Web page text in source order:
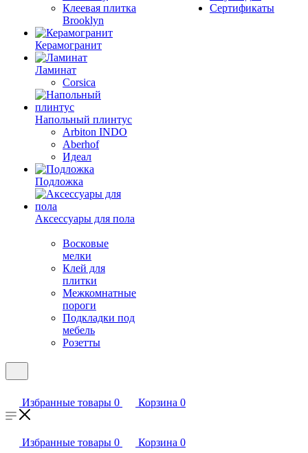
Клеевая плитка
Brooklyn
Керамогранит
Ламинат
Corsica
Напольный плинтус
Arbiton INDO
Aberhof
Идеал
Подложка
Аксессуары для пола
Восковые
мелки
Клей для
плитки
Межкомнатные
пороги
Подкладки под
мебель
Розетты
Сертификаты
Избранные товары 0 Корзина 0
Избранные товары 0 Корзина 0